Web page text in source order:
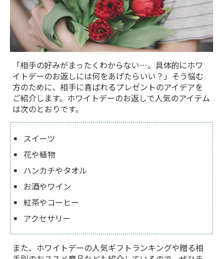
「相手の好みがまったくわからない…。具体的にホワ
イトデーのお返しには何をあげたらいい？」そう悩む
方のために、相手に喜ばれるプレゼントのアイデアを
ご紹介します。ホワイトデーのお返しで人気のアイテム
は次のとおりです。
スイーツ
花や植物
ハンカチやタオル
お酒やワイン
紅茶やコーヒー
アクセサリー
また、ホワイトデーの人気ギフトランキングや贈る相